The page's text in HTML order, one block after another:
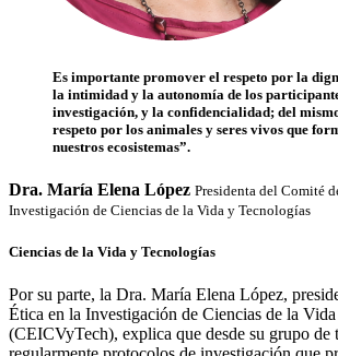
Es importante promover el respeto por la
la intimidad y la autonomía de los
investigación, y la confidencialidad; del
respeto por los animales y seres vivos que
nuestros ecosistemas”.
Dra. María Elena López Presidenta del Comité
Investigación de Ciencias de la Vida y Tecnologías
Ciencias de la Vida y Tecnologías
Por su parte, la Dra. María Elena López,
Ética en la Investigación de Ciencias de la
(CEICVyTech), explica que desde su grupo de